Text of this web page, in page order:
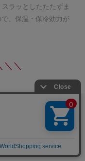
スラッとしたたたずま
、保温・保冷効力が
＼
リムボトル
2,750 ~ 3,850円(税込)